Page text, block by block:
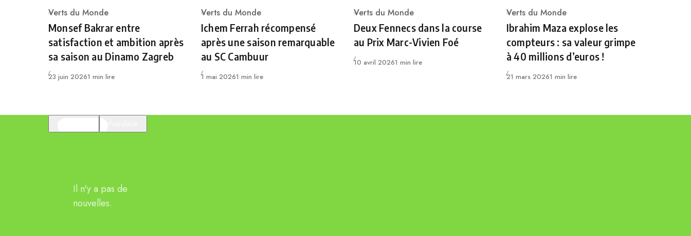
Category
Verts du Monde
Monsef Bakrar entre
satisfaction et ambition après
sa saison au Dinamo Zagreb
Publié
23 juin 20261 min lire
Category
Verts du Monde
Ichem Ferrah récompensé
après une saison remarquable
au SC Cambuur
Publié
1 mai 20261 min lire
Category
Verts du Monde
Deux Fennecs dans la course
au Prix Marc-Vivien Foé
Publié
10 avril 20261 min lire
Category
Verts du Monde
Ibrahim Maza explose les
compteurs : sa valeur grimpe
à 40 millions d’euros !
Publié
21 mars 20261 min lire
Il n'y a pas de
nouvelles.